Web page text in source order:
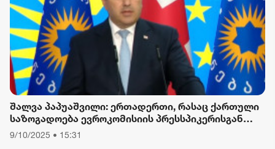
შალვა პაპუაშვილი: ერთადერთი, რასაც ქართული
საზოგადოება ევროკომისიის პრესსპიკერისგან
მოელის, არის ბოდიში ხელისუფლების დამხობის
9/10/2025 • 15:31